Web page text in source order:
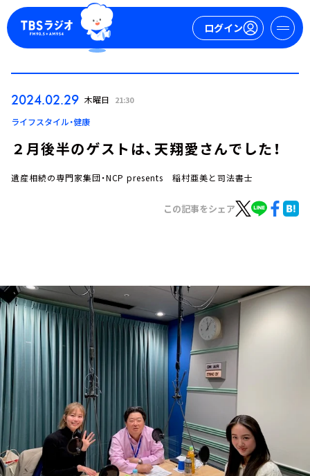
ログイン
ログイン
トピックス
TBS Podcast
お知らせ
イベント・グッズ
YouTube
会社情報
2024.02.29 木曜日 21:30
ライフスタイル・健康
２月後半のゲストは、天翔愛さんでした！
遺産相続の専門家集団・NCP presents 稲村亜美と司法書士
この記事をシェア